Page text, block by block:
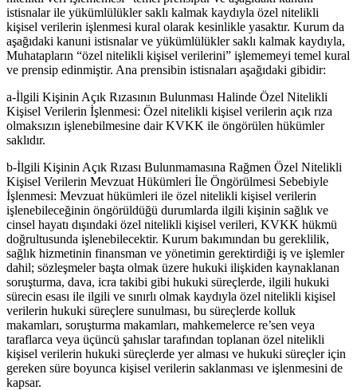
istisnalar ile yükümlülükler saklı kalmak kaydıyla özel nitelikli
kişisel verilerin işlenmesi kural olarak kesinlikle yasaktır. Kurum da
aşağıdaki kanuni istisnalar ve yükümlülükler saklı kalmak kaydıyla,
Muhatapların “özel nitelikli kişisel verilerini” işlememeyi temel kural
ve prensip edinmiştir. Ana prensibin istisnaları aşağıdaki gibidir:
a-İlgili Kişinin Açık Rızasının Bulunması Halinde Özel Nitelikli
Kişisel Verilerin İşlenmesi: Özel nitelikli kişisel verilerin açık rıza
olmaksızın işlenebilmesine dair KVKK ile öngörülen hükümler
saklıdır.
b-İlgili Kişinin Açık Rızası Bulunmamasına Rağmen Özel Nitelikli
Kişisel Verilerin Mevzuat Hükümleri İle Öngörülmesi Sebebiyle
İşlenmesi: Mevzuat hükümleri ile özel nitelikli kişisel verilerin
işlenebileceğinin öngörüldüğü durumlarda ilgili kişinin sağlık ve
cinsel hayatı dışındaki özel nitelikli kişisel verileri, KVKK hükmü
doğrultusunda işlenebilecektir. Kurum bakımından bu gereklilik,
sağlık hizmetinin finansman ve yönetimin gerektirdiği iş ve işlemler
dahil; sözleşmeler başta olmak üzere hukuki ilişkiden kaynaklanan
soruşturma, dava, icra takibi gibi hukuki süreçlerde, ilgili hukuki
sürecin esası ile ilgili ve sınırlı olmak kaydıyla özel nitelikli kişisel
verilerin hukuki süreçlere sunulması, bu süreçlerde kolluk
makamları, soruşturma makamları, mahkemelerce re’sen veya
taraflarca veya üçüncü şahıslar tarafından toplanan özel nitelikli
kişisel verilerin hukuki süreçlerde yer alması ve hukuki süreçler için
gereken süre boyunca kişisel verilerin saklanması ve işlenmesini de
kapsar.